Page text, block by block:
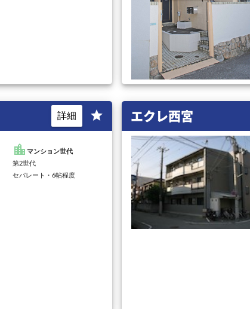
star
詳細
location_cityマンション世代
第2世代
セパレート・6帖程度
エクレ西宮